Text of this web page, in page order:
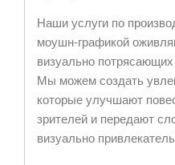
Наши услуги по
моушн-графикой
визуально
Мы можем создать
которые улучшают
зрителей и передают
визуально